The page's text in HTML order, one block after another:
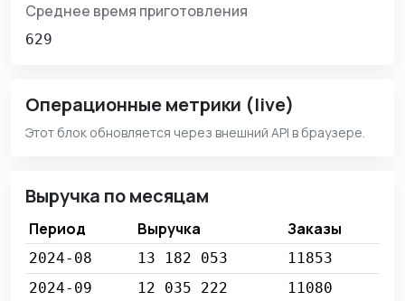
Среднее время приготовления
629
Операционные метрики (live)
Этот блок обновляется через внешний API в браузере.
Выручка по месяцам
Период Выручка Заказы
2024-08 13 182 053
11853
2024-09
12 035 222
11080